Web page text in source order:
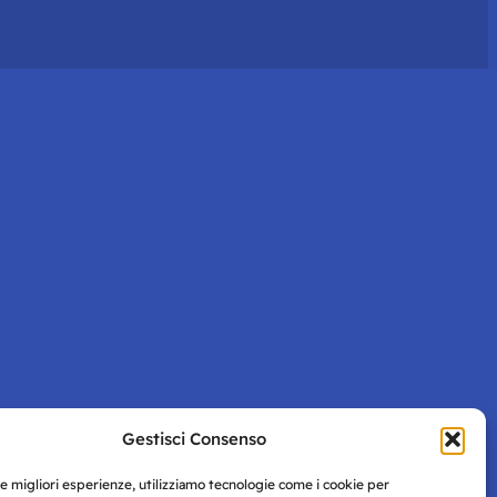
Gestisci Consenso
migliori esperienze, utilizziamo tecnologie come i cookie per